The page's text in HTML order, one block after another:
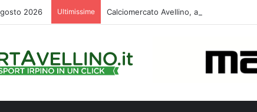
2026 Ultimissime Calciomercato Avellino, attesa per il